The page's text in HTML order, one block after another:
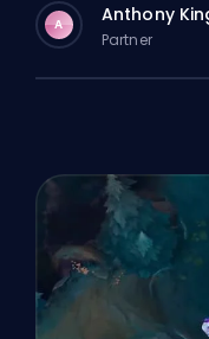
A Anthony
Partner